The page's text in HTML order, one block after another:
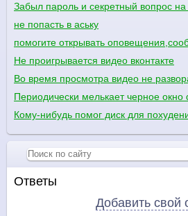
Забыл пароль и секретный вопрос
не попасть в аську
помогите открывать
Не проигрывается видео вконтакте
Во время просмотра видео не
Периодически мелькает черное окно
Кому-нибудь помог диск для
Ответы
Добавить свой